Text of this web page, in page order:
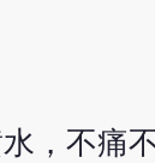
，不痛